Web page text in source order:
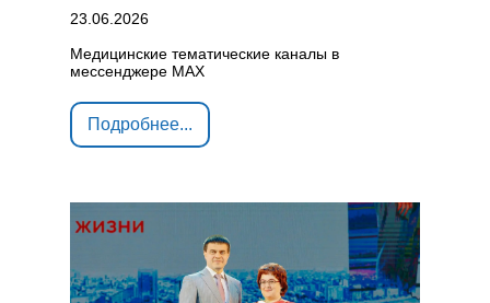
23.06.2026
Медицинские тематические каналы в
мессенджере МАХ
Подробнее...